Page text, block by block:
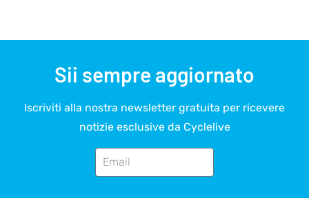
Sii sempre aggiornato
Iscriviti alla nostra newsletter gratuita per ricevere
notizie esclusive da Cyclelive